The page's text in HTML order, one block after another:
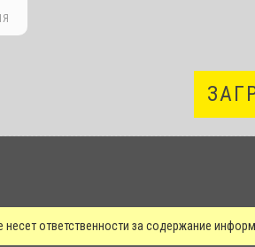
несет ответственности за содержание